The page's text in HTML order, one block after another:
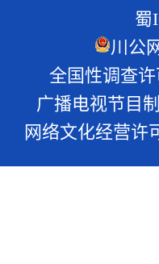
蜀
川公
全国性调查
广播电视节目
网络文化经营许